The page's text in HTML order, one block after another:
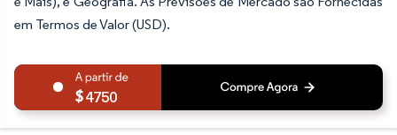
em Termos de Valor (USD).
4750